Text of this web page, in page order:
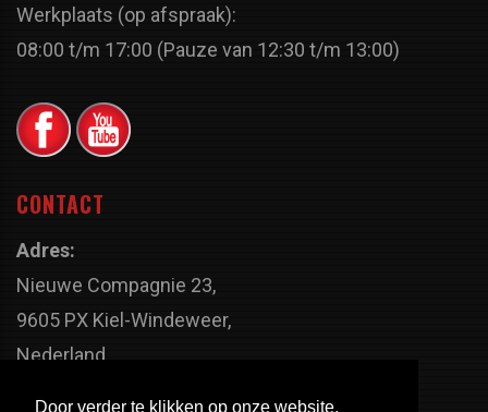
Door verder te klikken op onze website,
Werkplaats (op afspraak):
08:00 t/m 17:00 (Pauze van 12:30 t/m 13:00)
CONTACT
Adres:
Nieuwe Compagnie 23,
9605 PX Kiel-Windeweer,
Nederland